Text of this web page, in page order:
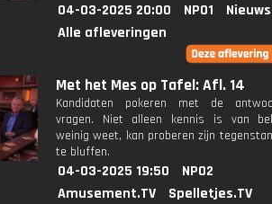
04-03-2025 20:00 NPO1
Alle afleveringen
Met het Mes op Tafel: Afl. 14
Kandidaten pokeren met de
vragen. Niet alleen kennis is van
weinig weet, kan proberen zijn
te bluffen.
04-03-2025 19:50
NPO2
Amusement.TV
Spelletjes.TV